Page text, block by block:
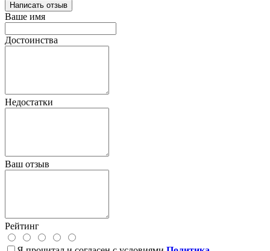
Написать отзыв
Ваше имя
Достоинства
Недостатки
Ваш отзыв
Рейтинг